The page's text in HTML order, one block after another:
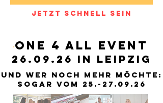
jetzt schnell sein
one 4 all event
26.09.26 in Leipzig
und wer noch mehr möchte:
sogar vom 25.-27.09.26